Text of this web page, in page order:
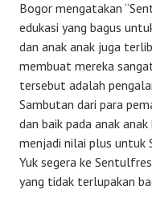
Bogor mengatakan
edukasi yang bagus
dan anak anak juga
membuat mereka
tersebut adalah
Sambutan dari para
dan baik pada anak
menjadi nilai plus untuk
Yuk segera ke
yang tidak terlupakan